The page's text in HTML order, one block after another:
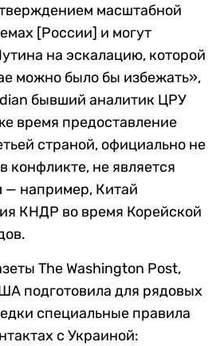
масштабной
[России] и могут
на эскалацию, которой
можно было бы избежать»,
бывший аналитик ЦРУ
время предоставление
страной, официально не
конфликте, не является
— например, Китай
КНДР во время Корейской
The Washington Post,
подготовила для рядовых
специальные правила
с Украиной: